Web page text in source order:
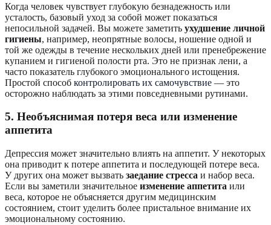
Когда человек чувствует глубокую безнадежность или
усталость, базовый уход за собой может показаться
непосильной задачей. Вы можете заметить ухудшение личной
гигиены, например, неопрятные волосы, ношение одной и
той же одежды в течение нескольких дней или пренебрежение
купанием и гигиеной полости рта. Это не признак лени, а
часто показатель глубокого эмоционального истощения.
Простой способ контролировать их самочувствие — это
осторожно наблюдать за этими повседневными рутинами.
5. Необъяснимая потеря веса или изменение
аппетита
Депрессия может значительно влиять на аппетит. У некоторых
она приводит к потере аппетита и последующей потере веса.
У других она может вызвать заедание стресса и набор веса.
Если вы заметили значительное изменение аппетита или
веса, которое не объясняется другим медицинским
состоянием, стоит уделить более пристальное внимание их
эмоциональному состоянию.